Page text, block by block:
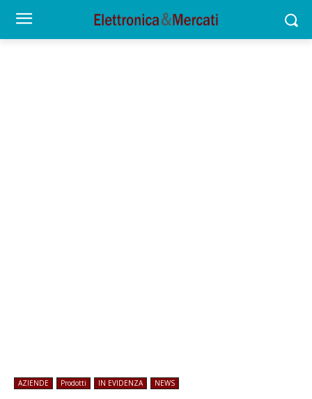
AZIENDE Prodotti IN EVIDENZA NEWS